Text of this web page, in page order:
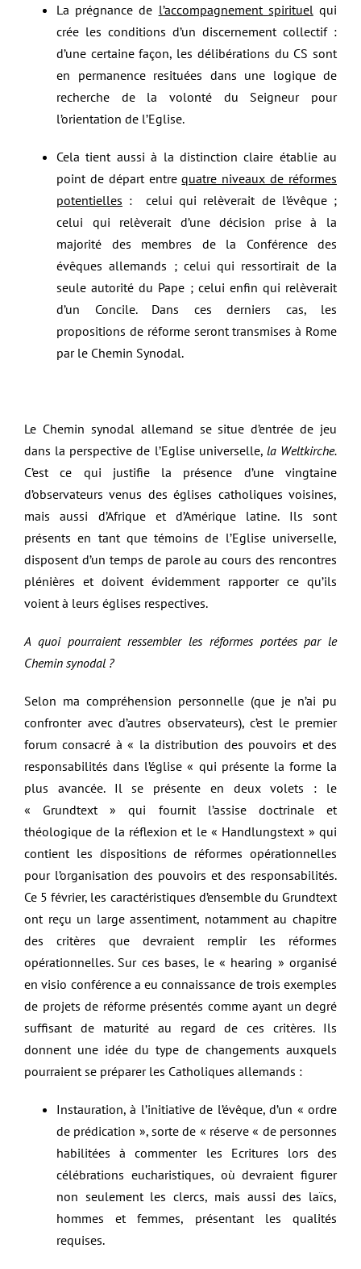
La prégnance de l’accompagnement spirituel qui
crée les conditions d’un discernement collectif :
d’une certaine façon, les délibérations du CS sont
en permanence resituées dans une logique de
recherche de la volonté du Seigneur pour
l’orientation de l’Eglise.
Cela tient aussi à la distinction claire établie au
point de départ entrequatre niveaux de réformes
potentielles : celui qui relèverait de l’évêque ;
celui qui relèverait d’une décision prise à la
majorité des membres de la Conférence des
évêques allemands ; celui qui ressortirait de la
seule autorité du Pape ; celui enfin qui relèverait
d’un Concile. Dans ces derniers cas, les
propositions de réforme seront transmises à Rome
par le Chemin Synodal.
Le Chemin synodal allemand se situe d’entrée de jeu
dans la perspective de l’Eglise universelle, la Weltkirche.
C’est ce qui justifie la présence d’une vingtaine
d’observateurs venus des églises catholiques voisines,
mais aussi d’Afrique et d’Amérique latine. Ils sont
présents en tant que témoins de l’Eglise universelle,
disposent d’un temps de parole au cours des rencontres
plénières et doivent évidemment rapporter ce qu’ils
voient à leurs églises respectives.
A quoi pourraient ressembler les réformes portées par le
Chemin synodal ?
Selon ma compréhension personnelle (que je n’ai pu
confronter avec d’autres observateurs), c’est le premier
forum consacré à « la distribution des pouvoirs et des
responsabilités dans l’église « qui présente la forme la
plus avancée. Il se présente en deux volets : le
« Grundtext » qui fournit l’assise doctrinale et
théologique de la réflexion et le « Handlungstext » qui
contient les dispositions de réformes opérationnelles
pour l’organisation des pouvoirs et des responsabilités.
Ce 5 février, les caractéristiques d’ensemble du Grundtext
ont reçu un large assentiment, notamment au chapitre
des critères que devraient remplir les réformes
opérationnelles. Sur ces bases, le « hearing » organisé
en visio conférence a eu connaissance de trois exemples
de projets de réforme présentés comme ayant un degré
suffisant de maturité au regard de ces critères. Ils
donnent une idée du type de changements auxquels
pourraient se préparer les Catholiques allemands :
Instauration, à l’initiative de l’évêque, d’un « ordre
de prédication », sorte de « réserve « de personnes
habilitées à commenter les Ecritures lors des
célébrations eucharistiques, où devraient figurer
non seulement les clercs, mais aussi des laïcs,
hommes et femmes, présentant les qualités
requises.